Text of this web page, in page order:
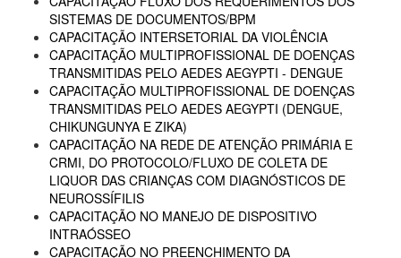
SISTEMAS DE DOCUMENTOS/BPM
CAPACITAÇÃO INTERSETORIAL DA VIOLÊNCIA
CAPACITAÇÃO MULTIPROFISSIONAL DE DOENÇAS
TRANSMITIDAS PELO AEDES AEGYPTI - DENGUE
CAPACITAÇÃO MULTIPROFISSIONAL DE DOENÇAS
TRANSMITIDAS PELO AEDES AEGYPTI (DENGUE,
CHIKUNGUNYA E ZIKA)
CAPACITAÇÃO NA REDE DE ATENÇÃO PRIMÁRIA E
CRMI, DO PROTOCOLO/FLUXO DE COLETA DE
LIQUOR DAS CRIANÇAS COM DIAGNÓSTICOS DE
NEUROSSÍFILIS
CAPACITAÇÃO NO MANEJO DE DISPOSITIVO
INTRAÓSSEO
CAPACITAÇÃO NO PREENCHIMENTO DA